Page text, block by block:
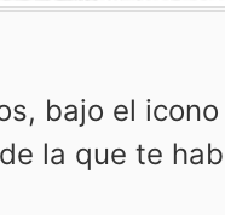
bajo el
la que te